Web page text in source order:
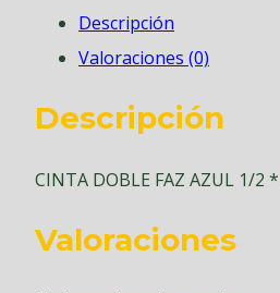
MTRS
cantidad
Descripción
Valoraciones (0)
Descripción
CINTA DOBLE FAZ AZUL 1/2
Valoraciones